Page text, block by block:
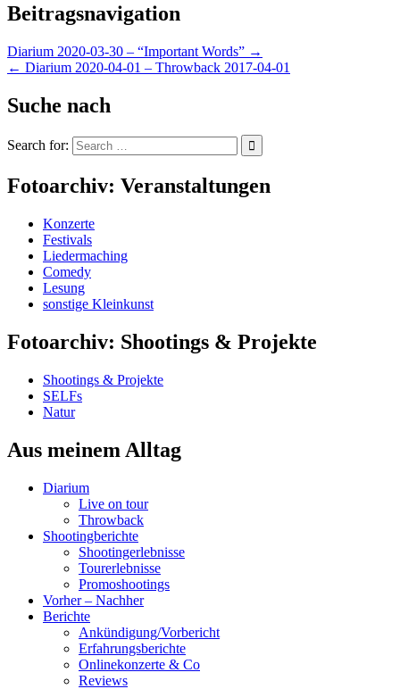
Beitragsnavigation
Diarium 2020-03-30 – “Important Words” →
← Diarium 2020-04-01 – Throwback 2017-04-01
Suche nach
Search for:
Fotoarchiv: Veranstaltungen
Konzerte
Festivals
Liedermaching
Comedy
Lesung
sonstige Kleinkunst
Fotoarchiv: Shootings & Projekte
Shootings & Projekte
SELFs
Natur
Aus meinem Alltag
Diarium
Live on tour
Throwback
Shootingberichte
Shootingerlebnisse
Tourerlebnisse
Promoshootings
Vorher – Nachher
Berichte
Ankündigung/Vorbericht
Erfahrungsberichte
Onlinekonzerte & Co
Reviews